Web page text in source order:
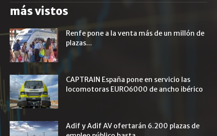
más vistos
Renfe pone a la venta más de un millón de
plazas...
CAPTRAIN España pone en servicio las
locomotoras EURO6000 de ancho ibérico
Adif y Adif AV ofertarán 6.200 plazas de